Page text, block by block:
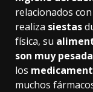
relacionados
realiza siestas
física, su
son muy
los
muchos